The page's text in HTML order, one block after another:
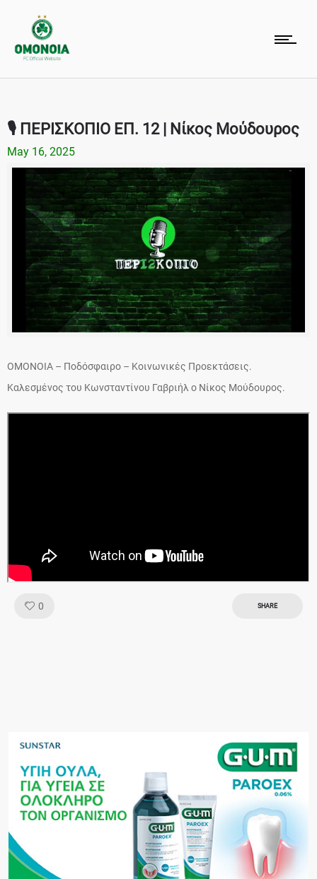
🎙 ΠΕΡΙΣΚΟΠΙΟ ΕΠ. 12 | Νίκος Μούδουρος
May 16, 2025
ΟΜΟΝΟΙΑ – Ποδόσφαιρο – Κοινωνικές Προεκτάσεις.
Καλεσμένος του Κωνσταντίνου Γαβριήλ ο Νίκος Μούδουρος.
0 SHARE